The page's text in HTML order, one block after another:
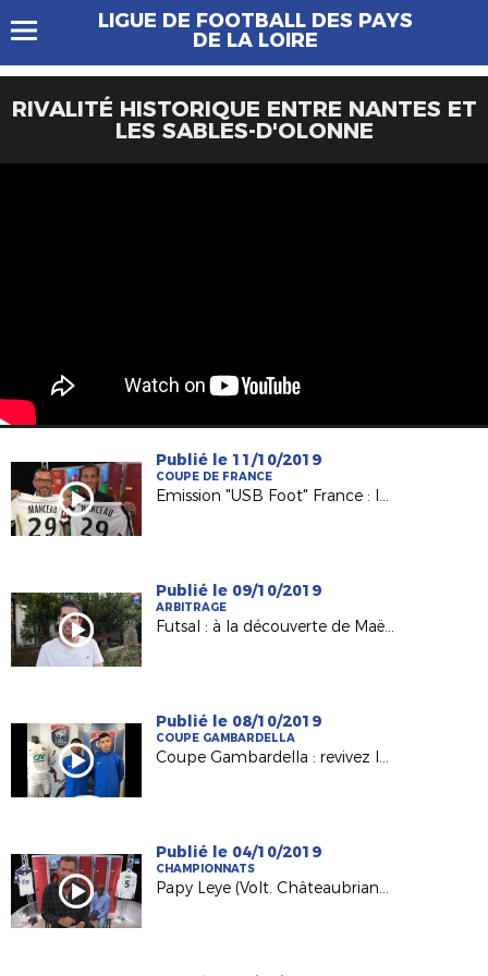
LIGUE DE FOOTBALL DES PAYS
DE LA LOIRE
RIVALITÉ HISTORIQUE ENTRE NANTES ET
LES SABLES-D'OLONNE
Publié le 11/10/2019
COUPE DE FRANCE
Emission "USB Foot" France : le 5e tour de la Coupe de France à l'honneur !
Publié le 09/10/2019
ARBITRAGE
Futsal : à la découverte de Maël Messaoudi promu en D1 FFF
Publié le 08/10/2019
COUPE GAMBARDELLA
Coupe Gambardella : revivez le tirage au sort du 3e tour
Publié le 04/10/2019
CHAMPIONNATS
Papy Leye (Volt. Châteaubriant - N3) invité de l'émission "USB Foot" !